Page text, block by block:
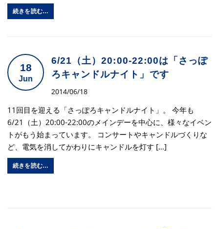
続きを読む…
18
Jun
6/21（土）20:00-22:00は「さっぽ
ろキャンドルナイト」です
2014/06/18
11回目を迎える「さっぽろキャンドルナイト」。 今年も
6/21（土）20:00-22:00のメインデーを中心に、様々なイベン
トがもう始まっています。 コンサートやキャンドルづくりな
ど、電気を消してかわりにキャンドルを灯す […]
続きを読む…